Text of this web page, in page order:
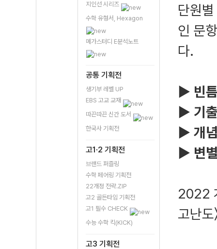
지인선 시리즈
수학 유형서, Hexagon
메가스터디 E분석노트
공통 기획전
생기부 레벨 UP
EBS 고교 교재
따끈따끈 신간 도서
한국사 기획전
고1·2 기획전
브랜드 퍼즐링
수학 페어링 기획전
22개정 전략.ZIP
고2 골든타임 기획전
고1 필수 CHECK
수능 수학 킥(KICK)
고3 기획전
단원
인 문
다.
▶ 빈
▶ 기
▶ 개
▶ 변
2022
고난